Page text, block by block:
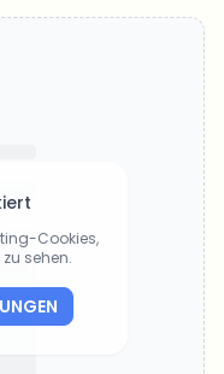
Cookies,
sehen.